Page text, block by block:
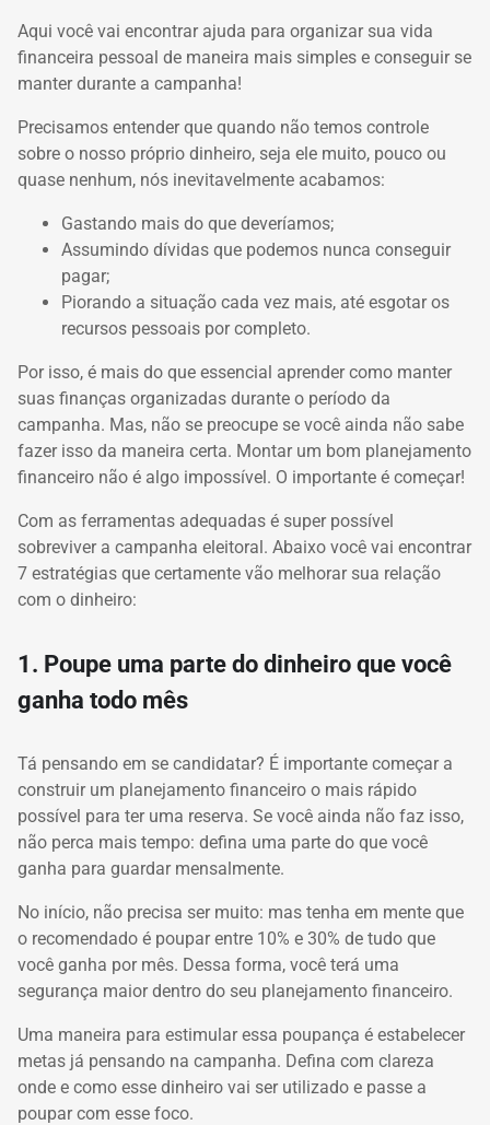
Aqui você vai encontrar ajuda para organizar sua vida
financeira pessoal de maneira mais simples e conseguir se
manter durante a campanha!
Precisamos entender que quando não temos controle
sobre o nosso próprio dinheiro, seja ele muito, pouco ou
quase nenhum, nós inevitavelmente acabamos:
Gastando mais do que deveríamos;
Assumindo dívidas que podemos nunca conseguir
pagar;
Piorando a situação cada vez mais, até esgotar os
recursos pessoais por completo.
Por isso, é mais do que essencial aprender como manter
suas finanças organizadas durante o período da
campanha. Mas, não se preocupe se você ainda não sabe
fazer isso da maneira certa. Montar um bom planejamento
financeiro não é algo impossível. O importante é começar!
Com as ferramentas adequadas é super possível
sobreviver a campanha eleitoral. Abaixo você vai encontrar
7 estratégias que certamente vão melhorar sua relação
com o dinheiro:
1. Poupe uma parte do dinheiro que você
ganha todo mês
Tá pensando em se candidatar? É importante começar a
construir um planejamento financeiro o mais rápido
possível para ter uma reserva. Se você ainda não faz isso,
não perca mais tempo: defina uma parte do que você
ganha para guardar mensalmente.
No início, não precisa ser muito: mas tenha em mente que
o recomendado é poupar entre 10% e 30% de tudo que
você ganha por mês. Dessa forma, você terá uma
segurança maior dentro do seu planejamento financeiro.
Uma maneira para estimular essa poupança é estabelecer
metas já pensando na campanha. Defina com clareza
onde e como esse dinheiro vai ser utilizado e passe a
poupar com esse foco.